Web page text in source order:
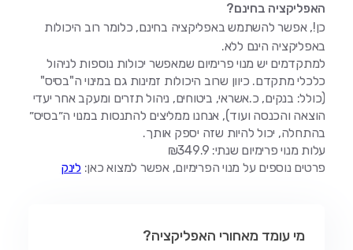
האפליקציה בחינם?
כן!, אפשר להשתמש באפליקציה בחינם, כלומר רוב היכולות
באפליקציה הינם ללא.
למתקדמים יש מנוי פרימיום שמאפשר יכולות נוספות לניהול
כלכלי מתקדם. כיוון שרוב היכולות זמינות גם במינוי ה"בסיס"
(כולל: בנקים, כ.אשראי, ביטוחים, ניהול תזרים ומעקב אחר יעדי
הוצאה והכנסה ועוד), אנחנו ממליצים להתנסות במנוי ה״בסיס״
בהתחלה, יכול להיות שזה יספק אותך.
עלות מנוי פרימיום שנתי: ₪349.9
פרטים נוספים על מנוי הפרימיום, אפשר למצוא כאן: לינק
מי עומד מאחורי האפליקציה?